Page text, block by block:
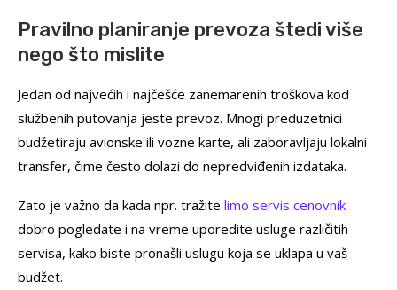
Pravilno planiranje prevoza štedi više
nego što mislite
Jedan od najvećih i najčešće zanemarenih troškova kod
službenih putovanja jeste prevoz. Mnogi preduzetnici
budžetiraju avionske ili vozne karte, ali zaboravljaju lokalni
transfer, čime često dolazi do nepredviđenih izdataka.
Zato je važno da kada npr. tražite limo servis cenovnik
dobro pogledate i na vreme uporedite usluge različitih
servisa, kako biste pronašli uslugu koja se uklapa u vaš
budžet.